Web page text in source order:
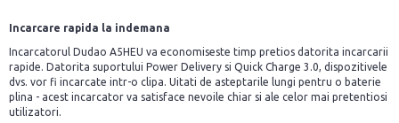
Incarcare rapida la indemana
Incarcatorul Dudao A5HEU va economiseste timp pretios datorita incarcarii
rapide. Datorita suportului Power Delivery si Quick Charge 3.0, dispozitivele
dvs. vor fi incarcate intr-o clipa. Uitati de asteptarile lungi pentru o baterie
plina - acest incarcator va satisface nevoile chiar si ale celor mai pretentiosi
utilizatori.